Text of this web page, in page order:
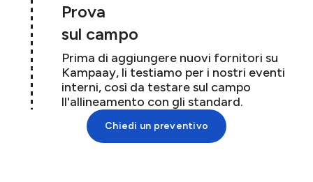
Prova
sul campo
Prima di aggiungere nuovi fornitori su
Kampaay, li testiamo per i nostri eventi
interni, così da testare sul campo
ll'allineamento con gli standard.
Chiedi un preventivo